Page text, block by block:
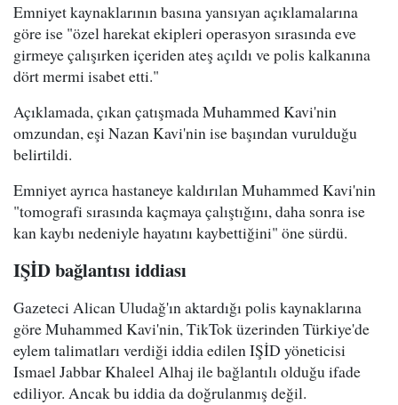
Emniyet kaynaklarının basına yansıyan açıklamalarına
göre ise "özel harekat ekipleri operasyon sırasında eve
girmeye çalışırken içeriden ateş açıldı ve polis kalkanına
dört mermi isabet etti."
Açıklamada, çıkan çatışmada Muhammed Kavi'nin
omzundan, eşi Nazan Kavi'nin ise başından vurulduğu
belirtildi.
Emniyet ayrıca hastaneye kaldırılan Muhammed Kavi'nin
"tomografi sırasında kaçmaya çalıştığını, daha sonra ise
kan kaybı nedeniyle hayatını kaybettiğini" öne sürdü.
IŞİD bağlantısı iddiası
Gazeteci Alican Uludağ'ın aktardığı polis kaynaklarına
göre Muhammed Kavi'nin, TikTok üzerinden Türkiye'de
eylem talimatları verdiği iddia edilen IŞİD yöneticisi
Ismael Jabbar Khaleel Alhaj ile bağlantılı olduğu ifade
ediliyor. Ancak bu iddia da doğrulanmış değil.